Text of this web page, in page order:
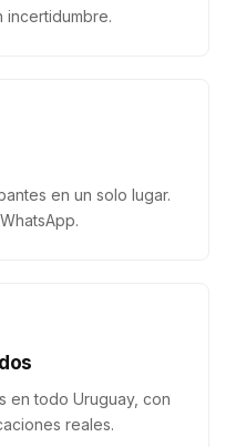
incertidumbre.
en un solo lugar.
en todo Uruguay, con
reales.